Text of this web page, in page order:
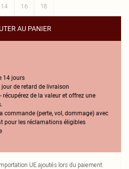
14 16 18
AU PANIER
14 jours
de retard de livraison
récupérez de la valeur et offrez une
commande (perte, vol, dommage) avec
pour les réclamations éligibles
UE ajoutés lors du paiement.